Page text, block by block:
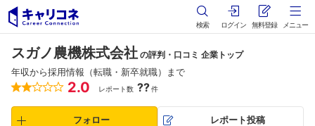
検索 ログイン 無料登録 メニュー
スガノ農機株式会社 の評判・口コミ 企業トップ
年収から採用情報（転職・新卒就職）まで
2.0 レポート数 ??件
フォロー レポート投稿